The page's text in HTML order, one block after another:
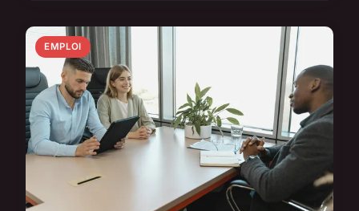
EMPLOI